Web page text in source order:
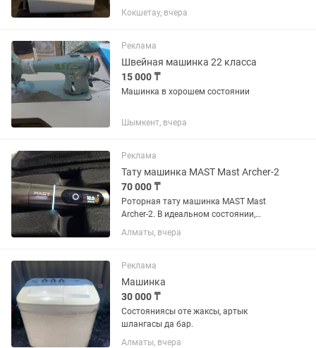
поверхность электрическая
Кокшетау, вчера
Реклама
Швейная машинка 22 класса
15 000 ₸
Машинка в хорошем состоянии
Шымкент, вчера
Реклама
Тату машинка MAST Mast Archer-2
70 000 ₸
Роторная тату машинка MAST Mast
Archer-2. В идеальном состоянии,
новая. В работе не использовалась. В
комплекте Bluetooth педаль
Алматы, вчера
Реклама
Машинка
30 000 ₸
Состояниясы оте жаксы, артык
шлангасы да бар.
Алматы, вчера